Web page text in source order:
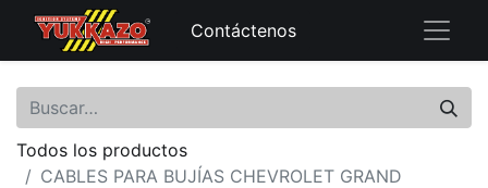
Contáctenos
Todos los productos
CABLES PARA BUJÍAS CHEVROLET GRAND